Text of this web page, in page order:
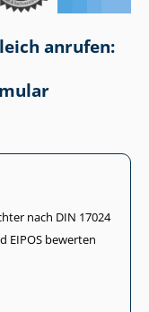
anrufen:
nach DIN 17024
EIPOS bewerten